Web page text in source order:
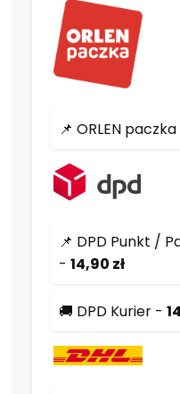
📌 ORLEN
📌 DPD Punkt /
- 14,90 zł
🚚 DPD Kurier -